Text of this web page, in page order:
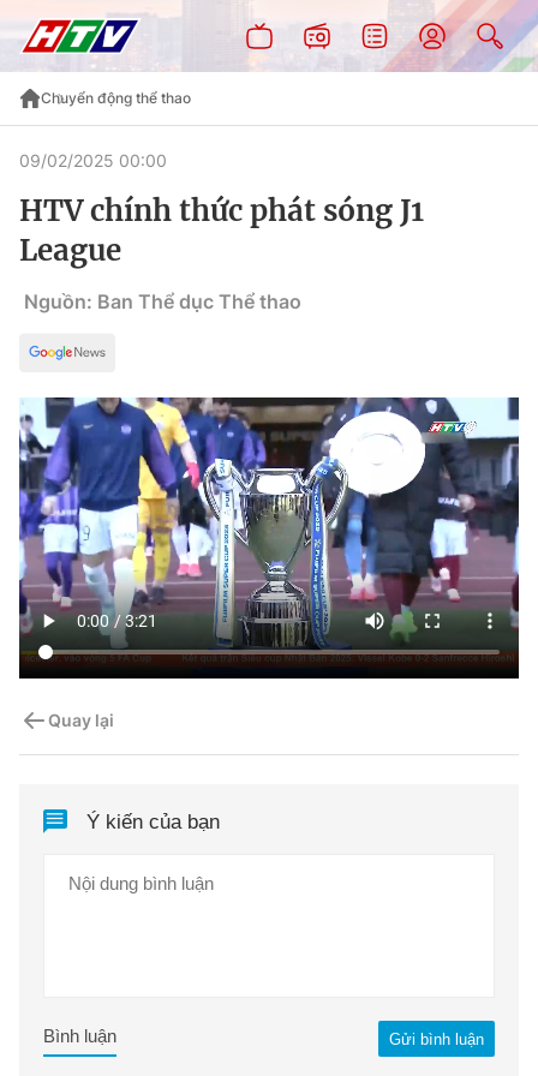
Chuyển động thể thao
09/02/2025 00:00
HTV chính thức phát sóng J1
League
Nguồn: Ban Thể dục Thể thao
Quay lại
Ý kiến của bạn
Gửi bình luận
Bình luận